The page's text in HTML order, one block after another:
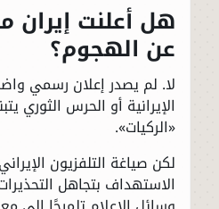
هل أعلنت إيران
عن الهجوم؟
لا. لم يصدر إعلان رسمي
الإيرانية أو الحرس الثوري
«الركيات».
لكن صياغة التلفزيون
الاستهداف بتجاهل